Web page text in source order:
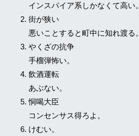
インスパイア系しかなくて高い。
街が狭い
悪いことすると町中に知れ渡る。
やくざの抗争
手榴弾怖い。
飲酒運転
あぶない。
恫喝大臣
コンセンサス得ろよ。
けむい。